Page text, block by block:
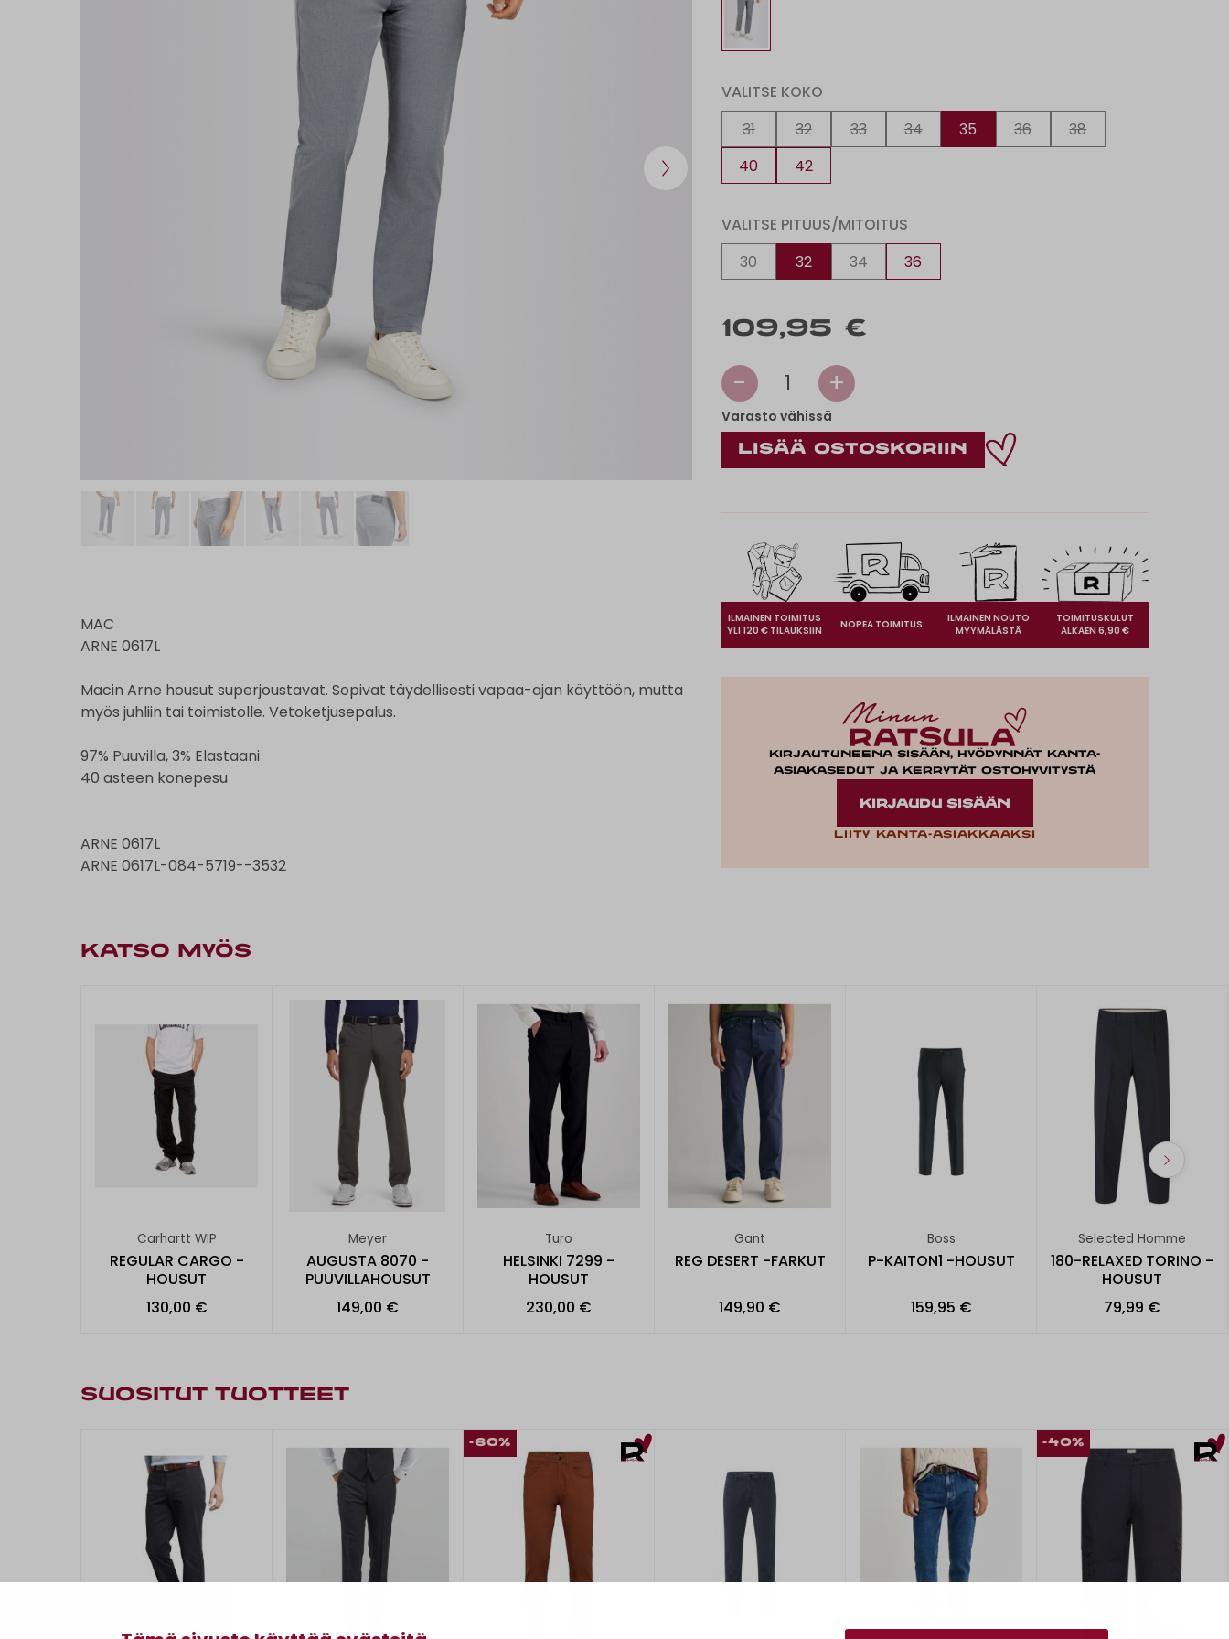
MAC
ARNE 0617L
Macin Arne housut superjoustavat. Sopivat täydellisesti vapaa-ajan käyttöön, mutta
myös juhliin tai toimistolle. Vetoketjusepalus.
97% Puuvilla, 3% Elastaani
40 asteen konepesu
ARNE 0617L
ARNE 0617L-084-5719--3532
VALITSE KOKO
31
32 33 34 35 36
38
40
42
VALITSE PITUUS/MITOITUS
30
32 34 36
109,95 €
- 1 +
Varasto vähissä
ILMAINEN TOIMITUS
YLI 120 € TILAUKSIIN
NOPEA TOIMITUS
ILMAINEN NOUTO
MYYMÄLÄSTÄ
TOIMITUSKULUT
ALKAEN 6,90 €
Kirjautuneena sisään, hyödynnät kanta-
asiakasedut ja kerrytät ostohyvitystä
KIRJAUDU SISÄÄN
Liity kanta-asiakkaaksi
KATSO MYÖS
Carhartt WIP
REGULAR CARGO -
HOUSUT
130,00 €
Meyer
AUGUSTA 8070 -
PUUVILLAHOUSUT
149,00 €
Turo
HELSINKI 7299 -
HOUSUT
230,00 €
Gant
REG DESERT -FARKUT
149,90 €
Boss
P-KAITON1 -HOUSUT
159,95 €
Selected Homme
180-RELAXED TORINO -
HOUSUT
79,99 €
SUOSITUT TUOTTEET
-60% -40%